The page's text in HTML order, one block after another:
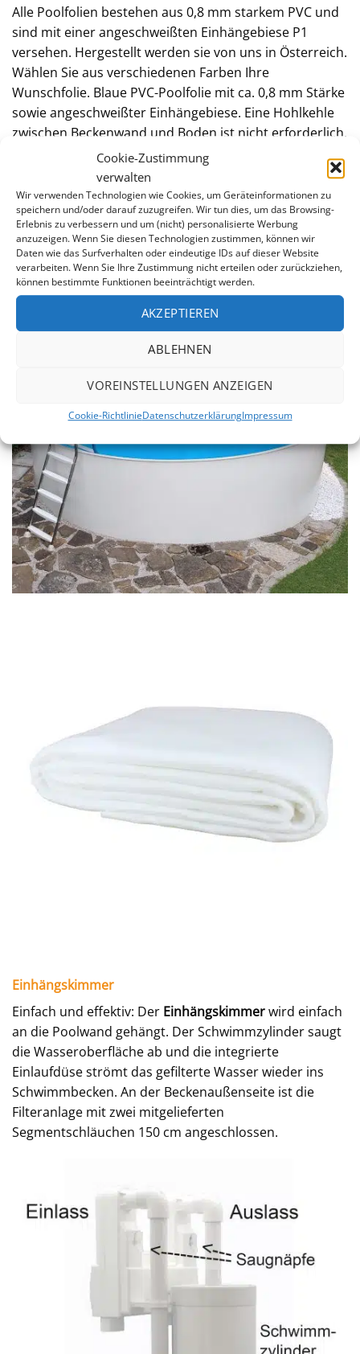
Cookie-Zustimmung
verwalten
Wir verwenden Technologien wie Cookies, um Geräteinformationen zu
speichern und/oder darauf zuzugreifen. Wir tun dies, um das Browsing-
Erlebnis zu verbessern und um (nicht) personalisierte Werbung
anzuzeigen. Wenn Sie diesen Technologien zustimmen, können wir
Daten wie das Surfverhalten oder eindeutige IDs auf dieser Website
verarbeiten. Wenn Sie Ihre Zustimmung nicht erteilen oder zurückziehen,
können bestimmte Funktionen beeinträchtigt werden.
AKZEPTIEREN
ABLEHNEN
VOREINSTELLUNGEN ANZEIGEN
Cookie-RichtlinieDatenschutzerklärungImpressum
Alle Poolfolien bestehen aus 0,8 mm starkem PVC und
sind mit einer angeschweißten Einhängebiese P1
versehen. Hergestellt werden sie von uns in Österreich.
Wählen Sie aus verschiedenen Farben Ihre
Wunschfolie. Blaue PVC-Poolfolie mit ca. 0,8 mm Stärke
sowie angeschweißter Einhängebiese. Eine Hohlkehle
zwischen Beckenwand und Boden ist nicht erforderlich.
Handlauf- und Bodenschienen bestehen aus weißem
Kunststoff. Die ca. 1 Meter langen Segmente werden
mit Zapfen zusammengesteckt. Damit wird die Folie
dauerhaft an der Stahlwandoberkante fixiert.
Einhängskimmer
Einfach und effektiv: Der Einhängskimmerwird einfach
an die Poolwand gehängt. Der Schwimmzylinder saugt
die Wasseroberfläche ab und die integrierte
Einlaufdüse strömt das gefilterte Wasser wieder ins
Schwimmbecken. An der Beckenaußenseite ist die
Filteranlage mit zwei mitgelieferten
Segmentschläuchen 150 cm angeschlossen.